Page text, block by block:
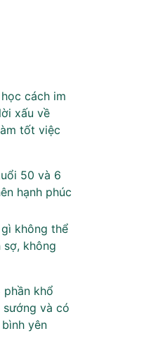
cách im
xấu về
tốt việc
50 và 6
hạnh phúc
không thể
sợ, không
khổ
sướng và có
yên